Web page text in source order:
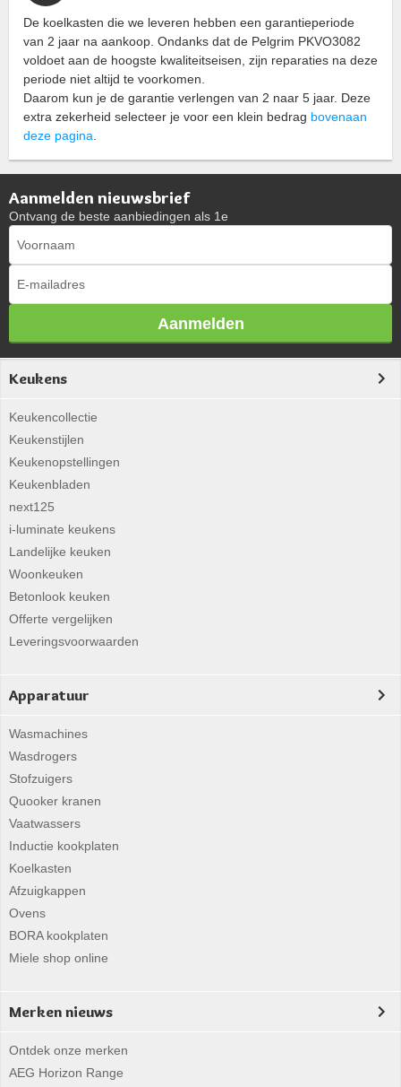
De koelkasten die we leveren hebben een garantieperiode
van 2 jaar na aankoop. Ondanks dat de Pelgrim PKVO3082
voldoet aan de hoogste kwaliteitseisen, zijn reparaties na deze
periode niet altijd te voorkomen.
Daarom kun je de garantie verlengen van 2 naar 5 jaar. Deze
extra zekerheid selecteer je voor een klein bedrag bovenaan
deze pagina
Aanmelden nieuwsbrief
Ontvang de beste aanbiedingen als 1e
Aanmelden
Keukens
Keukencollectie
Keukenstijlen
Keukenopstellingen
Keukenbladen
next125
i-luminate keukens
Landelijke keuken
Woonkeuken
Betonlook keuken
Offerte vergelijken
Leveringsvoorwaarden
Apparatuur
Wasmachines
Wasdrogers
Stofzuigers
Quooker kranen
Vaatwassers
Inductie kookplaten
Koelkasten
Afzuigkappen
Ovens
BORA kookplaten
Miele shop online
Merken nieuws
Ontdek onze merken
AEG Horizon Range